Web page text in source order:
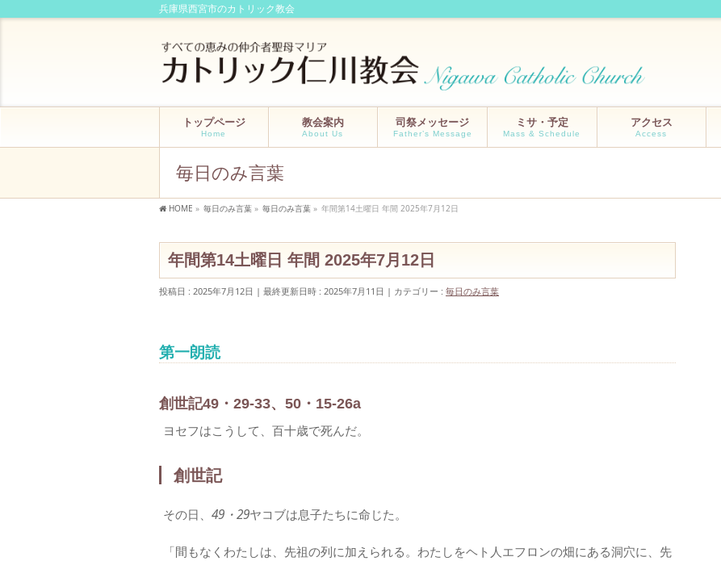
兵庫県西宮市のカトリック教会
トップページ
Home
教会案内
About Us
司祭メッセージ
Father’s Message
ミサ・予定
Mass & Schedule
アクセス
Access
毎日のみ言葉
HOME » 毎日のみ言葉 » 毎日のみ言葉 » 年間第14土曜日 年間 2025年7月12日
年間第14土曜日 年間 2025年7月12日
投稿日 : 2025年7月12日 最終更新日時 : 2025年7月11日 カテゴリー : 毎日のみ言葉
第一朗読
創世記49・29-33、50・15-26a
ヨセフはこうして、百十歳で死んだ。
創世記
その日、 49・29ヤコブは息子たちに命じた。
「間もなくわたしは、先祖の列に加えられる。わたしをヘト人エフロンの畑にある洞穴に、先